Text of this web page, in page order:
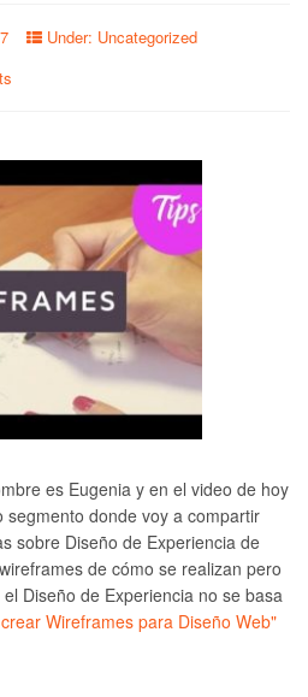
Under: Uncategorized
es Eugenia y en el video de hoy
donde voy a compartir
sobre Diseño de Experiencia de
de cómo se realizan pero
Diseño de Experiencia no se basa
Wireframes para Diseño Web"